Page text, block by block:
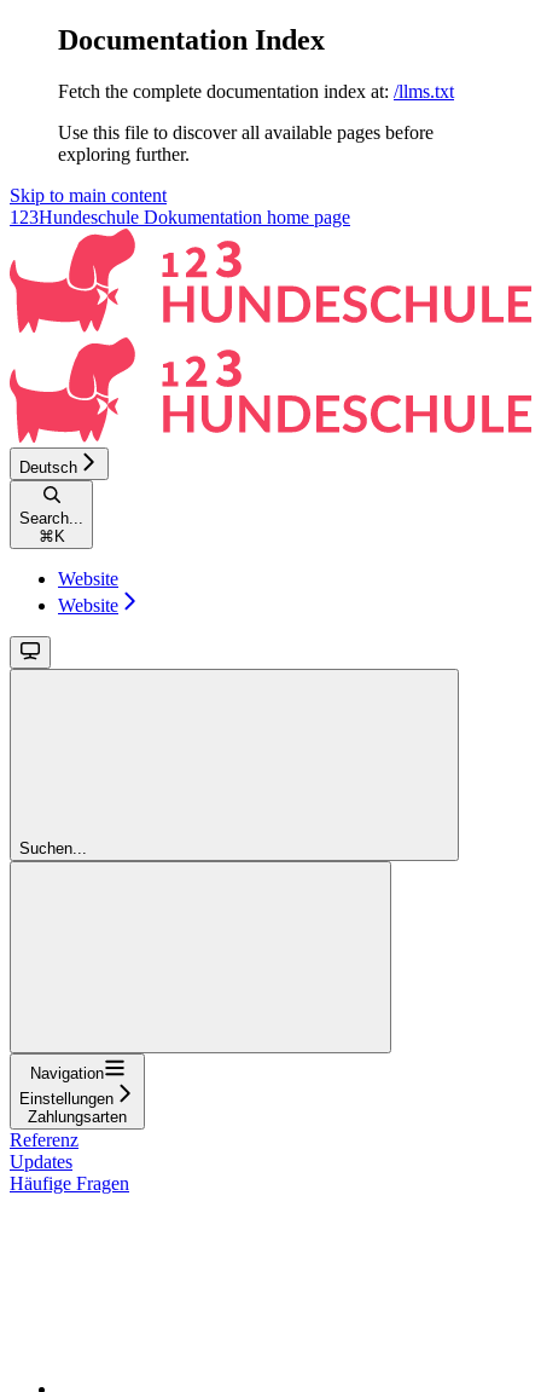
Documentation Index
Fetch the complete documentation index at: /llms.txt
Use this file to discover all available pages before
exploring further.
Skip to main content
123Hundeschule Dokumentation home page
Deutsch
Search...
⌘ K
Website
Website
Suchen...
Navigation
Einstellungen
Zahlungsarten
Referenz
Updates
Häufige Fragen